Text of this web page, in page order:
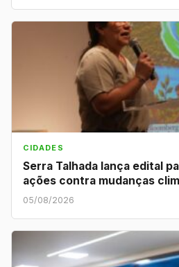
CIDADES
Serra Talhada lança edital
ações contra mudanças
05/08/2026